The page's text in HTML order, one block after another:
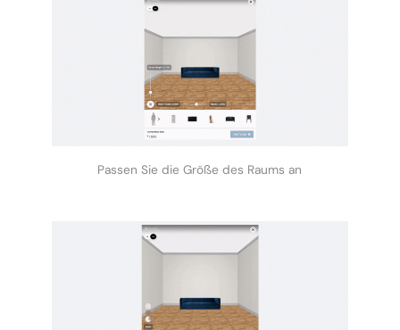
Passen Sie die Größe des Raums an